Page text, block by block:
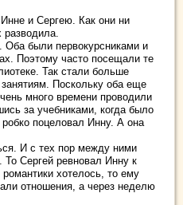
и Сергею. Как они ни
разводила.
Оба были первокурсниками и
Поэтому часто посещали те
Так стали больше
Поскольку оба еще
много времени проводили
за учебниками, когда было
поцеловал Инну. А она
И с тех пор между ними
То Сергей ревновал Инну к
хотелось, то ему
отношения, а через неделю